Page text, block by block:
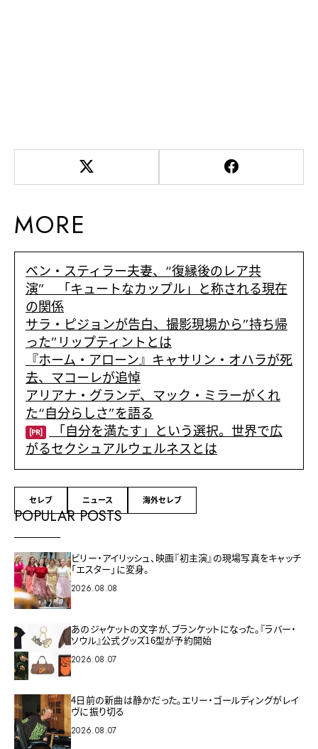
MORE
ベン・スティラー夫妻、“復縁後のレア共
演” 「キュートなカップル」と称される現在
の関係
サラ・ピジョンが告白、撮影現場から”持ち帰
った”リップティントとは
『ホーム・アローン』キャサリン・オハラが死
去、マコーレが追悼
アリアナ・グランデ、マック・ミラーがくれ
た“自分らしさ”を語る
[PR]
「自分を満たす」という選択。世界で広
がるセクシュアルウェルネスとは
セレブ ニュース 海外セレブ
POPULAR POSTS
ビリー・アイリッシュ、映画『初主演』の現場写真をキャッチ
「エスター」に変身。
2026.08.08
あのジャケットの文字が、ブランケットになった。『ラバー・
ソウル』公式グッズ16型が予約開始
2026.08.07
4日前の新曲は静かだった。エリー・ゴールディングがレイ
ヴに振り切る
2026.08.07